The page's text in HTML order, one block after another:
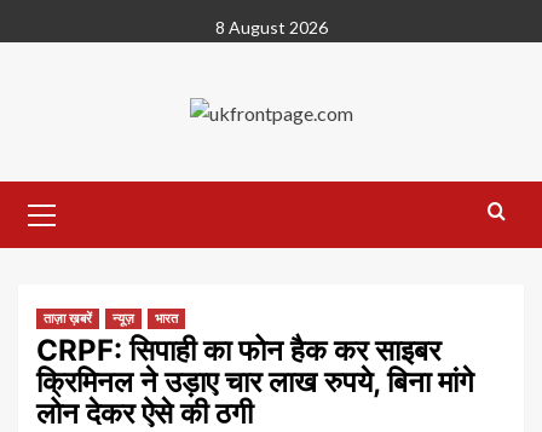
to
8 August 2026
Menu
ताज़ा ख़बरें न्यूज़ भारत
CRPF: सिपाही का फोन हैक कर साइबर
क्रिमिनल ने उड़ाए चार लाख रुपये, बिना मांगे
लोन देकर ऐसे की ठगी